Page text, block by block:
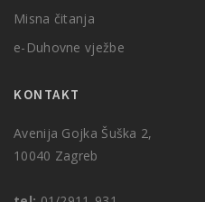
Misna čitanja
e-Duhovne vježbe
KONTAKT
Avenija Gojka Šuška 2,
10040 Zagreb